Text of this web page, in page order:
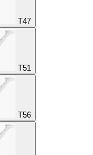
T47
T51
T56